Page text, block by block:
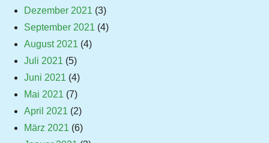
Dezember 2021 (3)
September 2021 (4)
August 2021 (4)
Juli 2021 (5)
Juni 2021 (4)
Mai 2021 (7)
April 2021 (2)
März 2021 (6)